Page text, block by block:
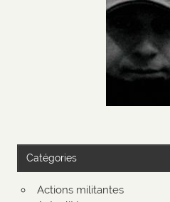
Catégories
Actions militantes